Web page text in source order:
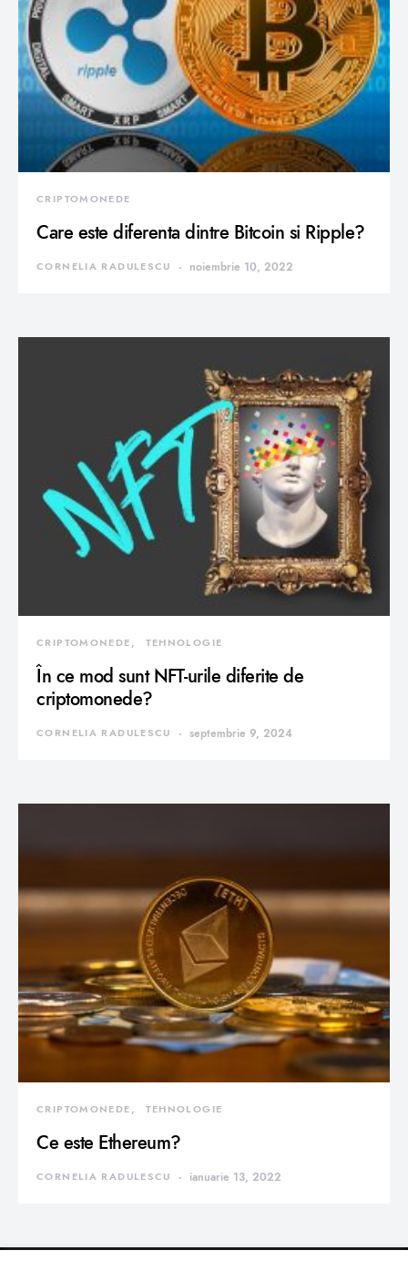
CRIPTOMONEDE
Care este diferenta dintre Bitcoin si Ripple?
CORNELIA RADULESCU noiembrie 10, 2022
CRIPTOMONEDE TEHNOLOGIE
În ce mod sunt NFT-urile diferite de
criptomonede?
CORNELIA RADULESCU septembrie 9, 2024
CRIPTOMONEDE TEHNOLOGIE
Ce este Ethereum?
CORNELIA RADULESCU ianuarie 13, 2022